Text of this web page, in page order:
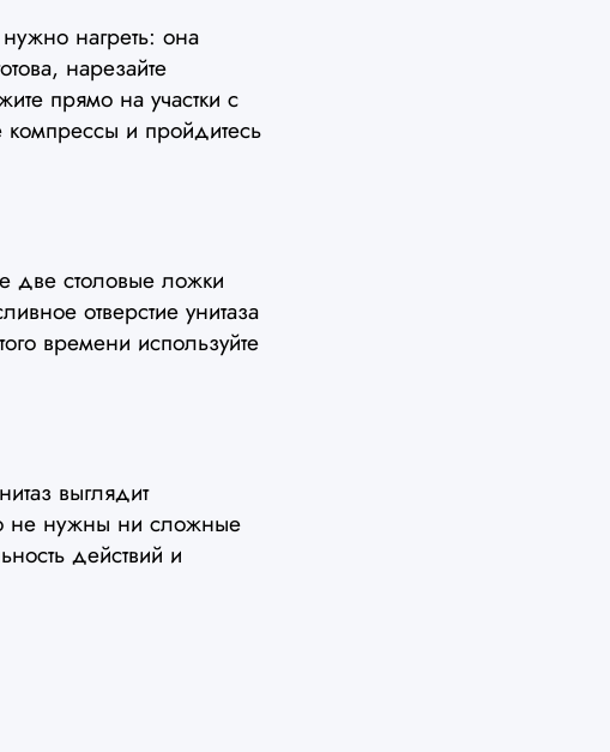
нагреть: она
нарезайте
прямо на участки с
и пройдитесь
две столовые ложки
отверстие унитаза
времени используйте
выглядит
не нужны ни сложные
действий и